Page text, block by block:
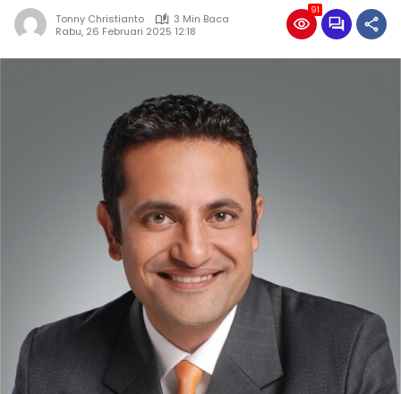
Tonny Christianto
3 Min Baca
Rabu, 26 Februari 2025 12:18
91